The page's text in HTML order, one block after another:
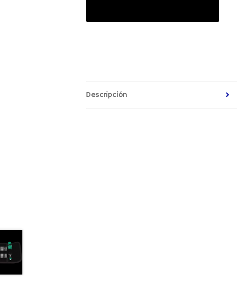
Descripción